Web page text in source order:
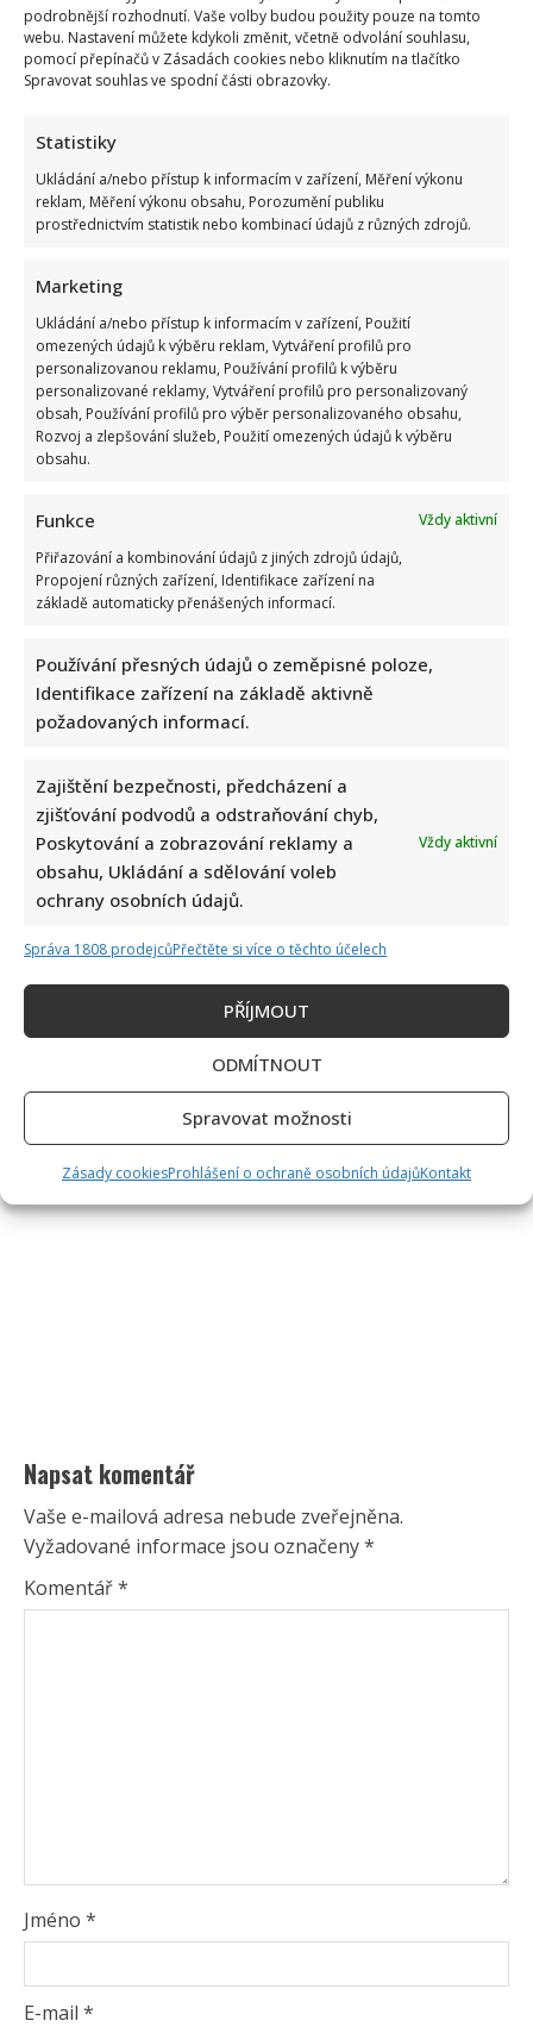
podrobnější rozhodnutí. Vaše volby budou použity pouze na tomto
webu. Nastavení můžete kdykoli změnit, včetně odvolání souhlasu,
pomocí přepínačů v Zásadách cookies nebo kliknutím na tlačítko
Spravovat souhlas ve spodní části obrazovky.
Statistiky
Ukládání a/nebo přístup k informacím v zařízení, Měření výkonu
reklam, Měření výkonu obsahu, Porozumění publiku
prostřednictvím statistik nebo kombinací údajů z různých zdrojů.
Marketing
Ukládání a/nebo přístup k informacím v zařízení, Použití
omezených údajů k výběru reklam, Vytváření profilů pro
personalizovanou reklamu, Používání profilů k výběru
personalizované reklamy, Vytváření profilů pro personalizovaný
obsah, Používání profilů pro výběr personalizovaného obsahu,
Rozvoj a zlepšování služeb, Použití omezených údajů k výběru
obsahu.
Funkce
Vždy aktivní
Přiřazování a kombinování údajů z jiných zdrojů údajů,
Propojení různých zařízení, Identifikace zařízení na
základě automaticky přenášených informací.
Používání přesných údajů o zeměpisné poloze,
Identifikace zařízení na základě aktivně
požadovaných informací.
Zajištění bezpečnosti, předcházení a
zjišťování podvodů a odstraňování chyb,
Poskytování a zobrazování reklamy a
obsahu, Ukládání a sdělování voleb
ochrany osobních údajů.
Vždy aktivní
Správa 1808 prodejcůPřečtěte si více o těchto účelech
PŘÍJMOUT
ODMÍTNOUT
Spravovat možnosti
Zásady cookiesProhlášení o ochraně osobních údajůKontakt
Napsat komentář
Vaše e-mailová adresa nebude zveřejněna.
Vyžadované informace jsou označeny*
Komentář*
Jméno *
E-mail *